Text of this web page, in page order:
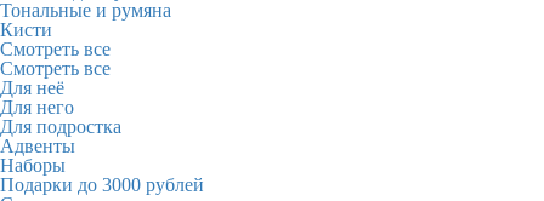
Тональные и румяна
Кисти
Смотреть все
Смотреть все
Для неё
Для него
Для подростка
Адвенты
Наборы
Подарки до 3000 рублей